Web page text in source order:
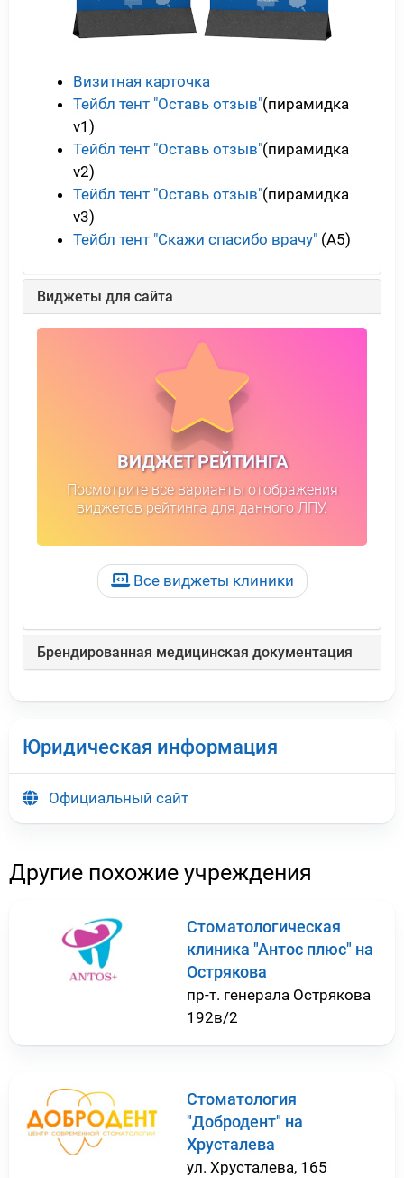
Визитная карточка
Тейбл тент "Оставь отзыв"(пирамидка
v1)
Тейбл тент "Оставь отзыв"(пирамидка
v2)
Тейбл тент "Оставь отзыв"(пирамидка
v3)
Тейбл тент "Скажи спасибо врачу" (А5)
Виджеты для сайта
ВИДЖЕТ РЕЙТИНГА
Посмотрите все варианты отображения
виджетов рейтинга для данного ЛПУ.
Все виджеты клиники
Брендированная медицинская документация
Юридическая информация
Официальный сайт
Другие похожие учреждения
Стоматологическая
клиника "Антос плюс" на
Острякова
пр-т. генерала Острякова
192в/2
Стоматология
"Добродент" на
Хрусталева
ул. Хрусталева, 165